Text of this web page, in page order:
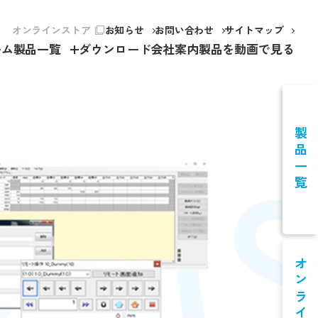
オンラインストア お知らせ お問い合わせ サイトマップ
製品一覧 ダウンロード会社案内製品を動画で見る
製品一覧